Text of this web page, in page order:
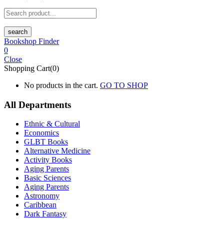
search
Bookshop Finder
0
Close
Shopping Cart(0)
No products in the cart. GO TO SHOP
All Departments
Ethnic & Cultural
Economics
GLBT Books
Alternative Medicine
Activity Books
Aging Parents
Basic Sciences
Aging Parents
Astronomy
Caribbean
Dark Fantasy